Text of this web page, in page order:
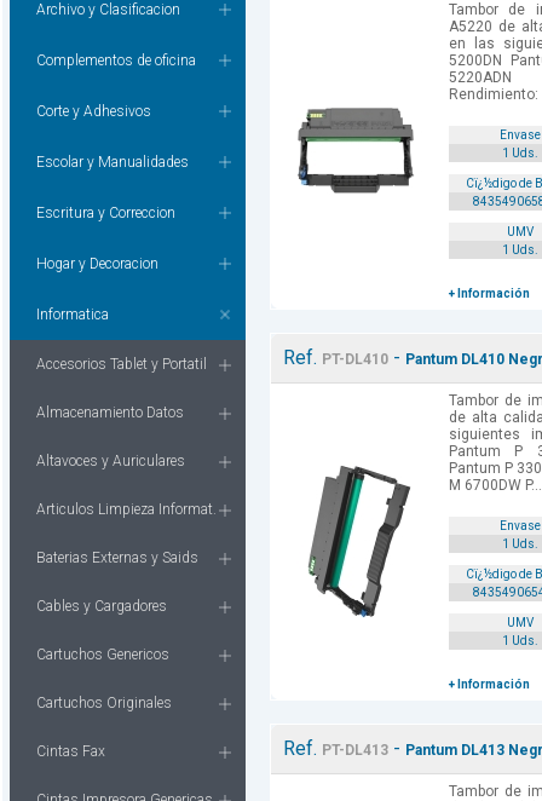
Archivo y Clasificacion
Complementos de oficina
Corte y Adhesivos
Escolar y Manualidades
Escritura y Correccion
Hogar y Decoracion
Informatica
Accesorios Tablet y Portatil
Almacenamiento Datos
Altavoces y Auriculares
Articulos Limpieza Informat.
Baterias Externas y Saids
Cables y Cargadores
Cartuchos Genericos
Cartuchos Originales
Cintas Fax
Tambor de
A5220 de
en las
5200DN
Rendimiento:
Envase
1 Uds.
Cï¿½digo de
UMV
1 Uds.
+ Información
Ref. PT-DL410- Pantum DL410
Tambor de
de alta
siguientes
Pantum P
Pantum P
M 6700DW P...
Envase
1 Uds.
Cï¿½digo de
UMV
1 Uds.
+ Información
Ref. PT-DL413- Pantum DL413
Tambor de